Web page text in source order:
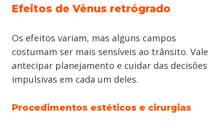
Efeitos de Vênus retrógrado
Os efeitos variam, mas alguns campos
costumam ser mais sensíveis ao trânsito. Vale
antecipar planejamento e cuidar das decisões
impulsivas em cada um deles.
Procedimentos estéticos e cirurgias